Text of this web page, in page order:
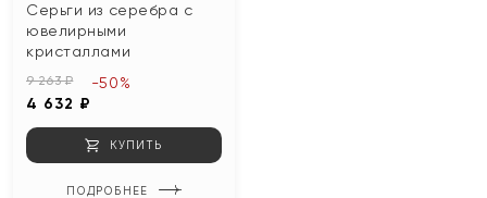
Серьги из серебра с
ювелирными
кристаллами
9 263 ₽
4 632 ₽
-50%
КУПИТЬ
ПОДРОБНЕЕ